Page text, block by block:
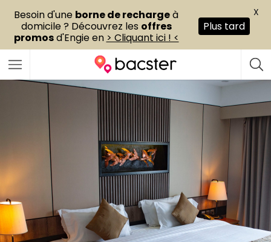
Besoin d'une borne de rechargeà
domicile ? Découvrez les offres
promosd'Engie en > Cliquant ici ! <
Plus tard
X